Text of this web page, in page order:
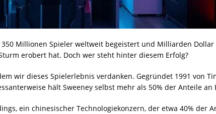
Millionen Spieler weltweit begeistert und Milliarden
erobert hat. Doch wer steht hinter diesem Erfolg?
wir dieses Spielerlebnis verdanken. Gegründet 1991 von
hält Sweeney selbst mehr als 50% der Anteile an
ein chinesischer Technologiekonzern, der etwa 40% der